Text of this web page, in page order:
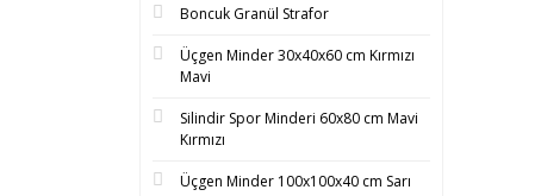
Boncuk Granül Strafor
Üçgen Minder 30x40x60 cm Kırmızı
Mavi
Silindir Spor Minderi 60x80 cm Mavi
Kırmızı
Üçgen Minder 100x100x40 cm Sarı